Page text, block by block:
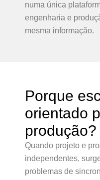
numa única
engenharia e
mesma informação.
Porque
orientado
produção?
Quando projeto e
independentes,
problemas de